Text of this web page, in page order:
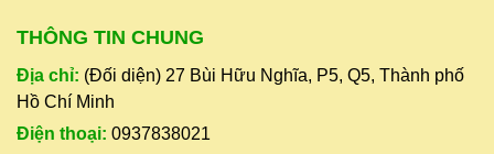
THÔNG TIN CHUNG
Địa chỉ: (Đối diện) 27 Bùi Hữu Nghĩa, P5, Q5, Thành phố
Hồ Chí Minh
Điện thoại: 0937838021